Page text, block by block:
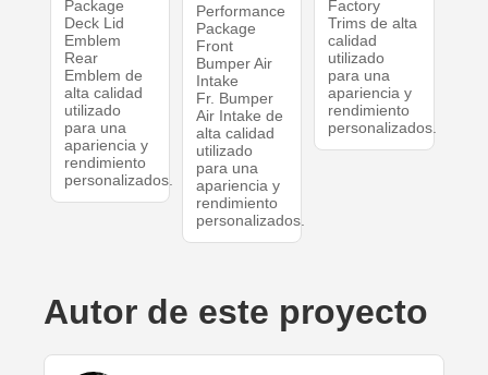
Package
Deck Lid
Emblem
Rear
Emblem de
alta calidad
utilizado
para una
apariencia y
rendimiento
personalizados.
Performance
Package
Front
Bumper Air
Intake
Fr. Bumper
Air Intake de
alta calidad
utilizado
para una
apariencia y
rendimiento
personalizados.
Factory
Trims de alta
calidad
utilizado
para una
apariencia y
rendimiento
personalizados.
Autor de este proyecto